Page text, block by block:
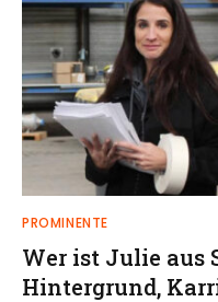
PROMINENTE
Wer ist Julie aus
Hintergrund,